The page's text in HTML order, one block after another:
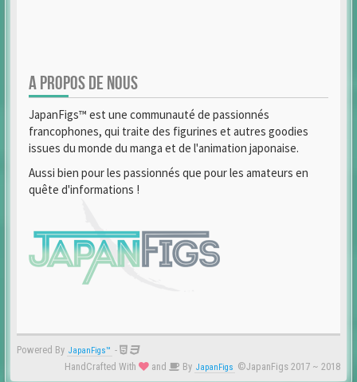
A PROPOS DE NOUS
JapanFigs™ est une communauté de passionnés
francophones, qui traite des figurines et autres goodies
issues du monde du manga et de l'animation japonaise.
Aussi bien pour les passionnés que pour les amateurs en
quête d'informations !
Powered By JapanFigs™ -
HandCrafted With
and By JapanFigs ©JapanFigs 2017 ~ 2018